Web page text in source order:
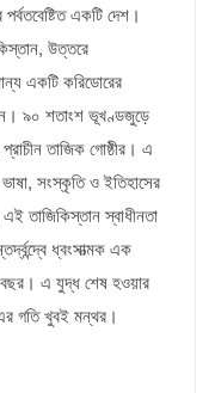
একটি দেশ।
উত্তরে
একটি করিডোরের
৯০ শতাংশ ভূখণ্ডজুড়ে
তাজিক গোষ্ঠীর। এ
সংস্কৃতি ও ইতিহাসের
তাজিকিস্তান স্বাধীনতা
ধ্বংসাত্মক এক
এ যুদ্ধ শেষ হওয়ার
গতি খুবই মন্থর।